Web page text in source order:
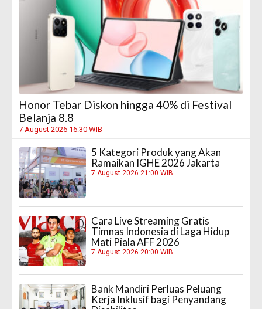
Honor Tebar Diskon hingga 40% di Festival
Belanja 8.8
7 August 2026 16:30 WIB
5 Kategori Produk yang Akan
Ramaikan IGHE 2026 Jakarta
7 August 2026 21:00 WIB
Cara Live Streaming Gratis
Timnas Indonesia di Laga Hidup
Mati Piala AFF 2026
7 August 2026 20:00 WIB
Bank Mandiri Perluas Peluang
Kerja Inklusif bagi Penyandang